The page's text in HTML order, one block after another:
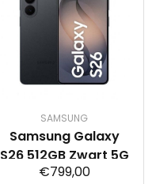
SAMSUNG
Samsung Galaxy
S26 512GB Zwart 5G
€799,00